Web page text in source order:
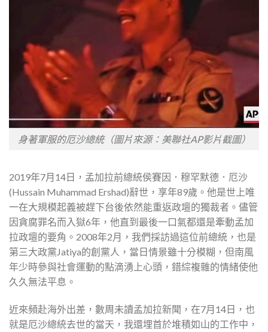
身著軍服的厄沙總統（圖片來源：美聯社AP影片截圖）
2019年7月14日，孟加拉前總統侯賽因．穆罕默德．厄沙
(Hussain Muhammad Ershad)辭世，享年89歲。他是世上唯
一在大規模起義被趕下台後依然能重返政壇的獨裁者。儘管
因貪腐罪名而入獄6年，他直到最後一口氣都還是牽動孟加
拉政壇的要角。2008年2月，我們採訪過這位前總統，也是
第三大政黨Jatiya的創黨人，當日情景雖十分模糊，但南風
年少時參與社會運動的點滴湧上心頭，錯綜複雜的情緒使他
久久無法平息。
近來頻赴海外出差，數周未讀孟加拉新聞，在7月14日，也
就是厄沙總統去世的當天，我還埋首於堆積如山的工作中，